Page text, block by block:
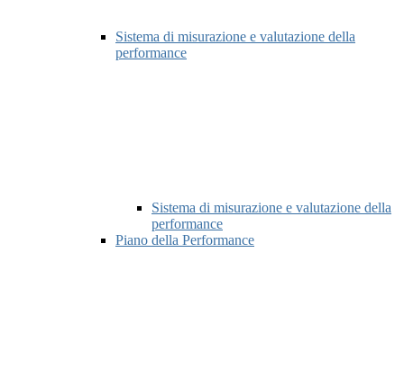
Sistema di misurazione e valutazione della
performance
Sistema di misurazione e valutazione della
performance
Piano della Performance